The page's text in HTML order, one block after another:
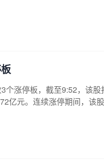
据天眼查APP显示，百合
该股表现日期当日涨跌幅
个涨停板，截至9:52，该
亿元。连续涨停期间，该
（数据宝）近日该股表现